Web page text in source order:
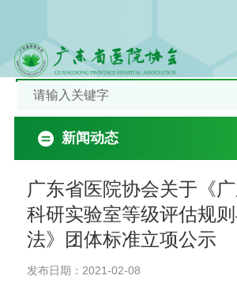
新闻动态
广东省医院协会关于《
科研实验室等级评估规
法》团体标准立项公示
发布日期：2021-02-08